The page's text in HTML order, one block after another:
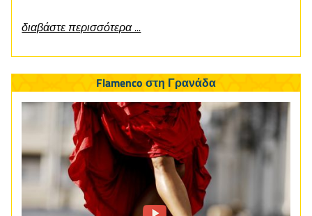
διαβάστε περισσότερα ...
Flamenco στη Γρανάδα